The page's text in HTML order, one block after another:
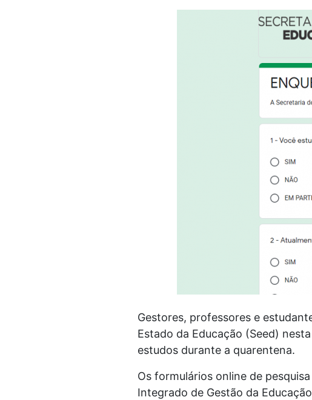
Gestores, professores e
Estado da Educação (Seed)
estudos durante a quarentena.
Os formulários online de
Integrado de Gestão da